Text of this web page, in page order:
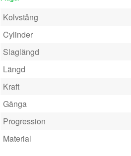
Kolvstång
Cylinder
Slaglängd
Längd
Kraft
Gänga
Progression
Material